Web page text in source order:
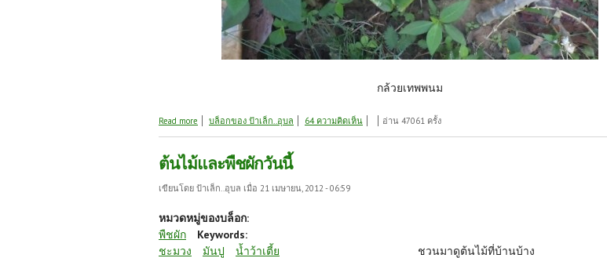
กล้วยเทพพนม
Read more about โครงการปลูกกล้วย100กอ
บล็อกของ ป้าเล็ก..อุบล 64 ความคิดเห็น อ่าน 47061 ครั้ง
ต้นไม้และพืชผักวันนี้
เขียนโดย ป้าเล็ก..อุบล เมื่อ 21 เมษายน, 2012 - 06:59
หมวดหมู่ของบล็อก:
พืชผัก
Keywords:
ชะมวง
มันปู น้ำว้าเตี้ย ชวนมาดูต้นไม้ที่บ้านบ้าง